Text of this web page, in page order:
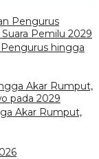
hingga
Akar Rumput,